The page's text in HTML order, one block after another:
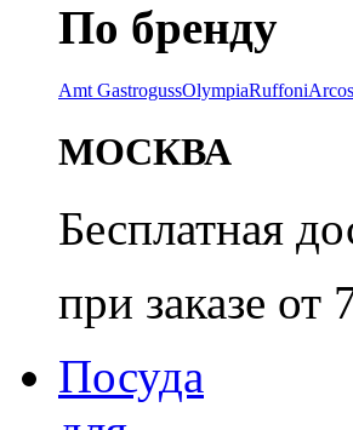
По бренду
Amt GastrogussOlympiaRuffoniArcos
МОСКВА
Бесплатная
при заказе от
Посуда